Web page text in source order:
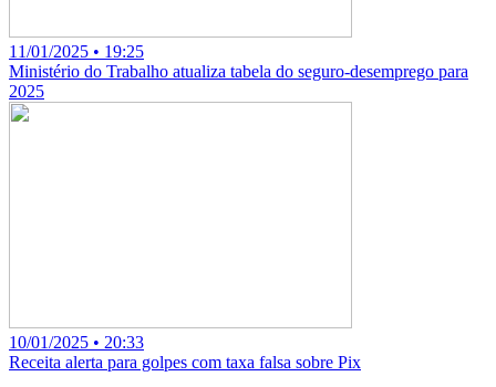
11/01/2025 • 19:25
Ministério do Trabalho atualiza tabela do seguro-desemprego para
2025
10/01/2025 • 20:33
Receita alerta para golpes com taxa falsa sobre Pix